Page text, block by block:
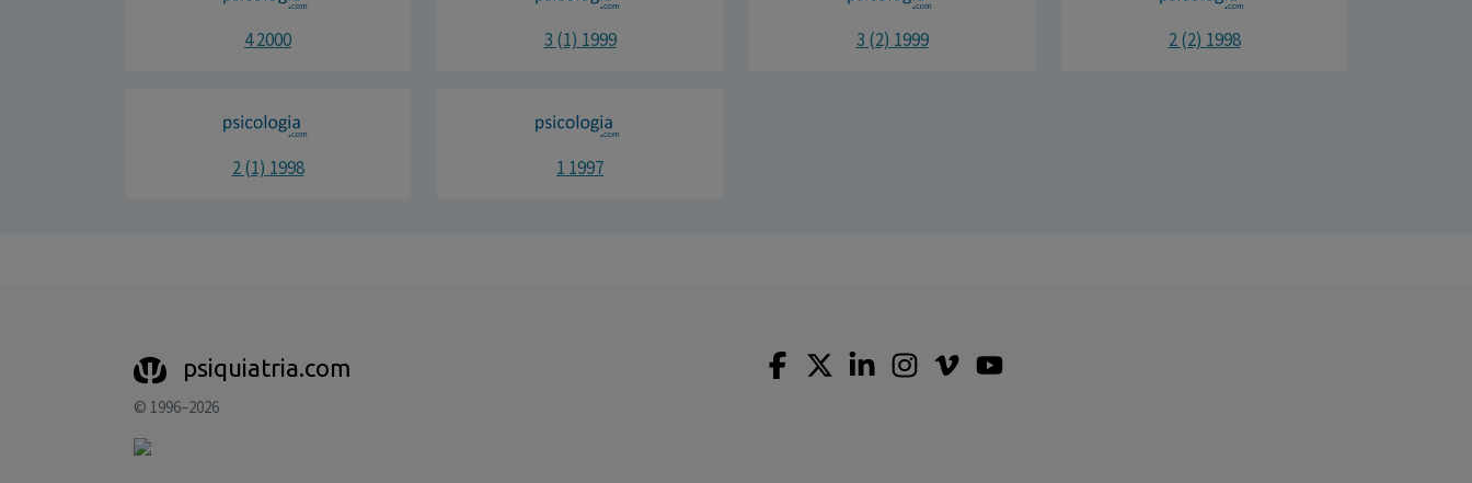
4 2000 3 (1) 1999 3 (2) 1999 2 (2) 1998
2 (1) 1998 1 1997
psiquiatria.com
© 1996–2026